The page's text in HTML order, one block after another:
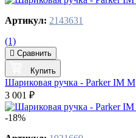
Артикул: 2143631
(1)
Сравнить
Купить
Шариковая ручка - Parker IM M
3 001 ₽
-18%